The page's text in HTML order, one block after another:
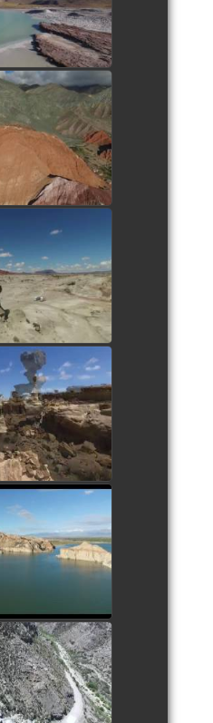
video
video
video
la Luna
video
viento
video
de Atuel
video